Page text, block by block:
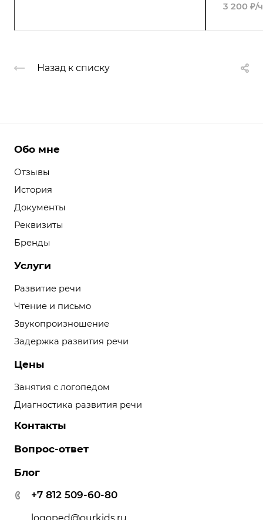
3 200 ₽/
Назад к списку
Обо мне
Отзывы
История
Документы
Реквизиты
Бренды
Услуги
Развитие речи
Чтение и письмо
Звукопроизношение
Задержка развития речи
Цены
Занятия с логопедом
Диагностика развития речи
Контакты
Вопрос-ответ
Блог
+7 812 509-60-80